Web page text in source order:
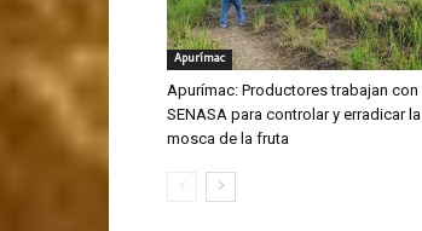
Apurímac
Apurímac: Productores trabajan con
SENASA para controlar y erradicar la
mosca de la fruta